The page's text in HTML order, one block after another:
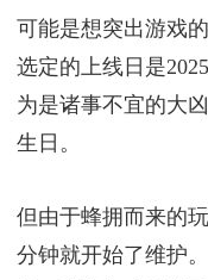
可能是想突出游戏
选定的上线日是
为是诸事不宜的大
生日。
但由于蜂拥而来的
分钟就开始了维护